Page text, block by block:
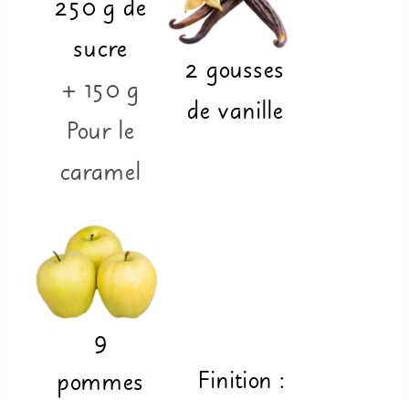
250 g de
sucre
+ 150 g
Pour le
caramel
2 gousses
de vanille
9
pommes
Finition :